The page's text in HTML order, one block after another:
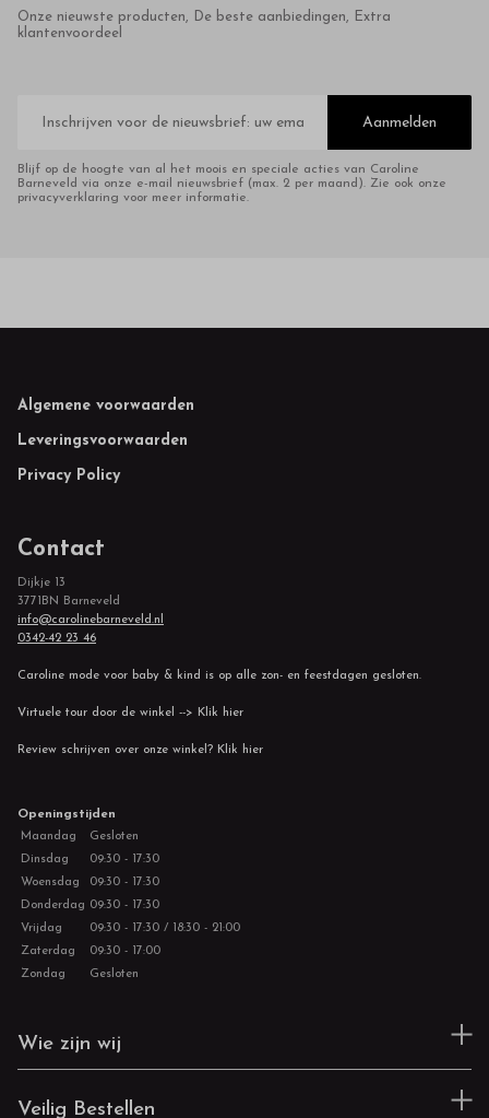
Onze nieuwste producten, De beste aanbiedingen, Extra
klantenvoordeel
mailadres
Aanmelden
Blijf op de hoogte van al het moois en speciale acties van Caroline
Barneveld via onze e-mail nieuwsbrief (max. 2 per maand). Zie ook onze
privacyverklaring voor meer informatie.
Footer
Algemene voorwaarden
Leveringsvoorwaarden
Privacy Policy
Contact
Dijkje 13
3771BN Barneveld
info@carolinebarneveld.nl
0342-42 23 46
Caroline mode voor baby & kind is op alle zon- en feestdagen gesloten.
Virtuele tour door de winkel --> Klik hier
Review schrijven over onze winkel? Klik hier
Openingstijden
Maandag
Gesloten
Dinsdag
09:30 - 17:30
Woensdag
09:30 - 17:30
Donderdag 09:30 - 17:30
Vrijdag
09:30 - 17:30 / 18:30 - 21:00
Zaterdag
09:30 - 17:00
Zondag
Gesloten
Wie zijn wij
Veilig Bestellen